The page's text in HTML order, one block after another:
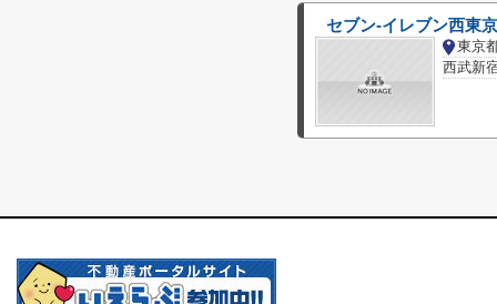
セブン‐イレブン西東
東京
西武新